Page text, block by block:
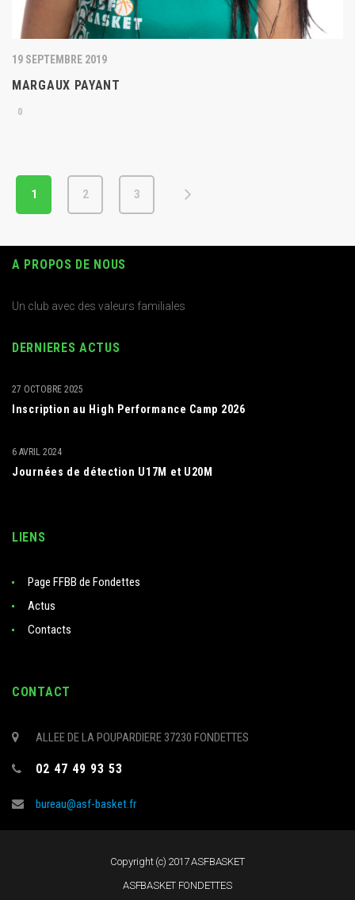
19 SEPTEMBRE 2019
MARGAUX PAYANT
0
1 2 3
A PROPOS DE NOUS
Un club avec des valeurs familiales
DERNIERES ACTUS
Inscription au High Performance Camp 2026
27 OCTOBRE 2025
Journées de détection U17M et U20M
6 AVRIL 2024
LIENS
Page FFBB de Fondettes
Actus
Contacts
CONTACT
ALLEE DE LA POUPARDIERE 37230 FONDETTES
02 47 49 93 53
bureau@asf-basket.fr
Copyright (c) 2017 ASFBASKET
ASFBASKET FONDETTES